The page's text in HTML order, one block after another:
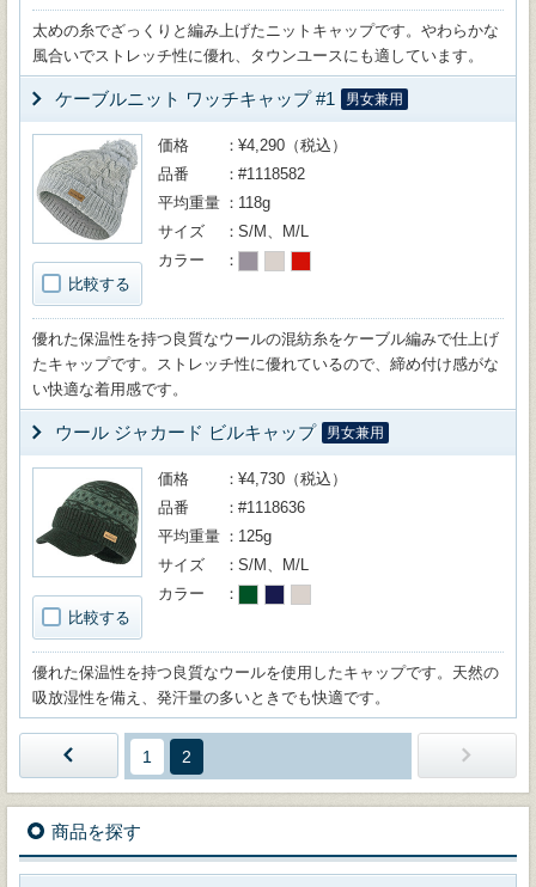
太めの糸でざっくりと編み上げたニットキャップです。やわらかな
風合いでストレッチ性に優れ、タウンユースにも適しています。
ケーブルニット ワッチキャップ #1 男女兼用
比較する
価格
¥4,290（税込）
品番
#1118582
平均重量
118g
サイズ
S/M、M/L
カラー
優れた保温性を持つ良質なウールの混紡糸をケーブル編みで仕上げ
たキャップです。ストレッチ性に優れているので、締め付け感がな
い快適な着用感です。
ウール ジャカード ビルキャップ 男女兼用
比較する
価格
¥4,730（税込）
品番
#1118636
平均重量
125g
サイズ
S/M、M/L
カラー
優れた保温性を持つ良質なウールを使用したキャップです。天然の
吸放湿性を備え、発汗量の多いときでも快適です。
1 2
商品を探す